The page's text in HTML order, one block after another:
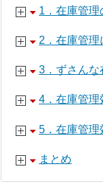
1．在庫管
2．在庫管理
3．ずさんな
4．在庫管理
5．在庫管理
まとめ